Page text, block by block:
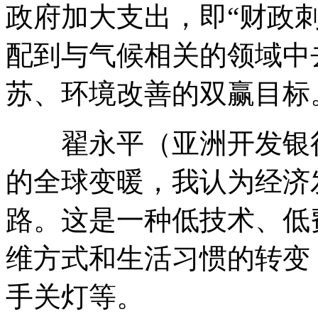
政府加大支出，即“财政
配到与气候相关的领域
苏、环境改善的双赢目标
翟永平（亚洲开发银
的全球变暖，我认为经
路。这是一种低技术、
维方式和生活习惯的转
手关灯等。